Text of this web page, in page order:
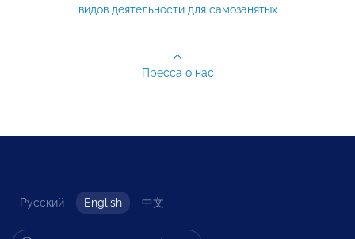
видов деятельности для самозанятых
Пресса о нас
Русский English 中文